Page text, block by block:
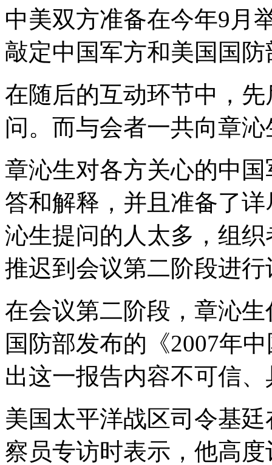
中美双方准备在今年9月
敲定中国军方和美国国
在随后的互动环节中，
问。而与会者一共向章
章沁生对各方关心的中
答和解释，并且准备了
沁生提问的人太多，组
推迟到会议第二阶段进行
在会议第二阶段，章沁
国防部发布的《2007年
出这一报告内容不可信
美国太平洋战区司令基
察员专访时表示，他高